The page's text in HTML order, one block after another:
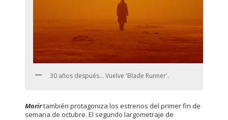
30 años después... Vuelve 'Blade Runner'.
Morirtambién protagoniza los estrenos del primer fin de
semana de octubre. El segundo largometraje de